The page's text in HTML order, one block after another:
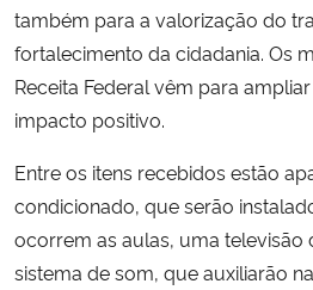
também para a valorização do
fortalecimento da cidadania. Os
Receita Federal vêm para
impacto positivo.
Entre os itens recebidos estão
condicionado, que serão
ocorrem as aulas, uma televisão
sistema de som, que auxiliarão